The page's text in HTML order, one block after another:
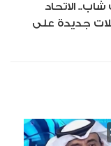
الاتحاد
جديدة على